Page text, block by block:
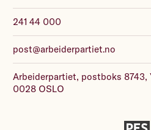
241 44 000
post@arbeiderpartiet.no
Arbeiderpartiet, postboks 8743,
0028 OSLO